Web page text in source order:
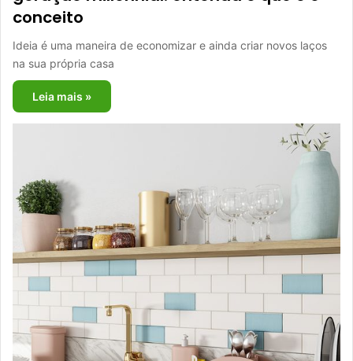
conceito
Ideia é uma maneira de economizar e ainda criar novos laços
na sua própria casa
Leia mais »